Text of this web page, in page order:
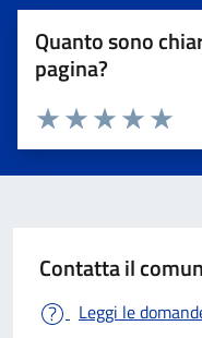
Quanto sono
pagina?
Valuta
Valuta 4
Valuta 3
Valuta 2 stelle su
Valuta 1 stelle su 5
Contatta il
Leggi le